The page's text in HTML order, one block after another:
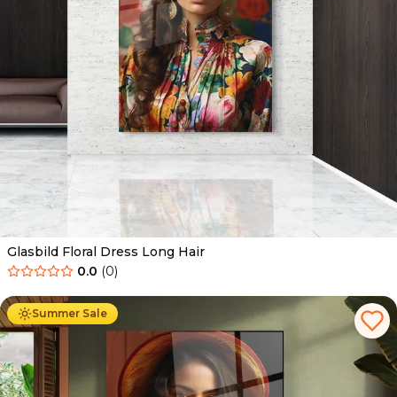
Glasbild Floral Dress Long Hair
0.0 (0)
Summer Sale
Ab 69.90 € 44.90